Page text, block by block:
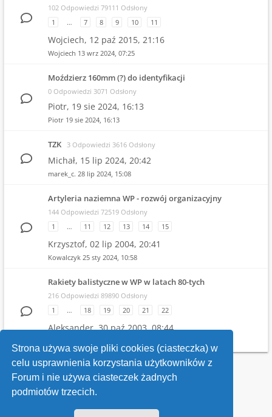
Strona używa swoje pliki cookies (ciasteczka) w
celu usprawnienia korzystania użytkowników z
Forum i nie używa ciasteczek żadnych
podmiotów trzecich.
102 Odpowiedzi 79111 Odsłony
1
… 7 8 9 10 11
Wojciech, 12 paź 2015, 21:16
Wojciech 13 wrz 2024, 07:25
Moździerz 160mm (?) do identyfikacji
0 Odpowiedzi 3071 Odsłony
Piotr, 19 sie 2024, 16:13
Piotr 19 sie 2024, 16:13
TZK 3 Odpowiedzi 3616 Odsłony
Michał, 15 lip 2024, 20:42
marek_c. 28 lip 2024, 15:08
Artyleria naziemna WP - rozwój organizacyjny
144 Odpowiedzi 72519 Odsłony
1
… 11 12 13 14 15
Krzysztof, 02 lip 2004, 20:41
Kowalczyk 25 sty 2024, 10:58
Rakiety balistyczne w WP w latach 80-tych
216 Odpowiedzi 89890 Odsłony
1
… 18 19 20 21 22
Aleksander,30 paź 2003, 08:44
Wróć do wykazu forów